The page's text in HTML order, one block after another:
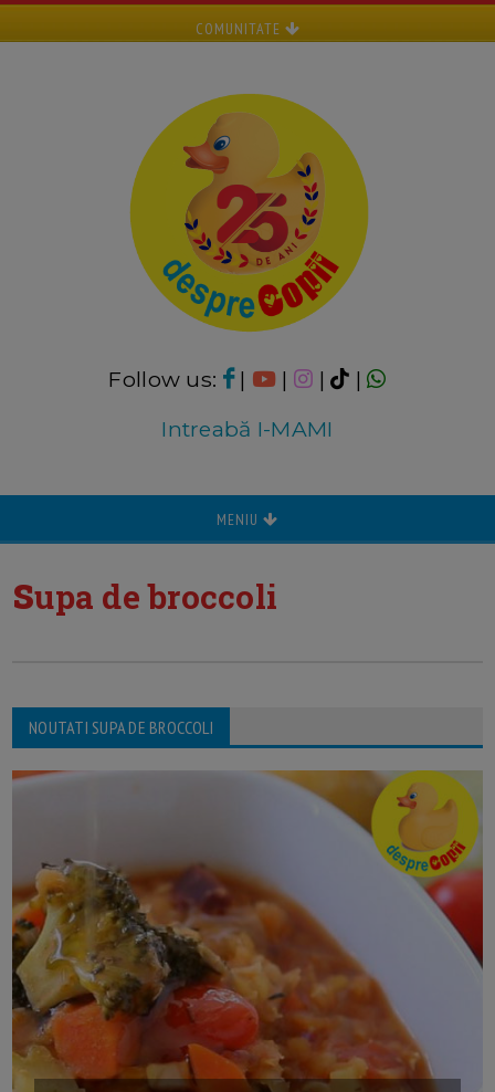
COMUNITATE
Follow us: | | |
|
Intreabă I-MAMI
MENIU
supa de broccoli
NOUTATI SUPA DE BROCCOLI